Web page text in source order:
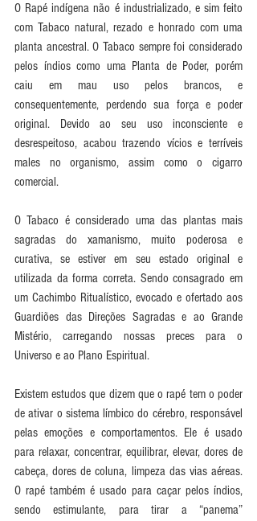
O Rapé indígena não é industrializado, e sim feito
com Tabaco natural, rezado e honrado com uma
planta ancestral. O Tabaco sempre foi considerado
pelos índios como uma Planta de Poder, porém
caiu em mau uso pelos brancos, e
consequentemente, perdendo sua força e poder
original. Devido ao seu uso inconsciente e
desrespeitoso, acabou trazendo vícios e terríveis
males no organismo, assim como o cigarro
comercial.
O Tabaco é considerado uma das plantas mais
sagradas do xamanismo, muito poderosa e
curativa, se estiver em seu estado original e
utilizada da forma correta. Sendo consagrado em
um Cachimbo Ritualístico, evocado e ofertado aos
Guardiões das Direções Sagradas e ao Grande
Mistério, carregando nossas preces para o
Universo e ao Plano Espiritual.
Existem estudos que dizem que o rapé tem o poder
de ativar o sistema límbico do cérebro, responsável
pelas emoções e comportamentos. Ele é usado
para relaxar, concentrar, equilibrar, elevar, dores de
cabeça, dores de coluna, limpeza das vias aéreas.
O rapé também é usado para caçar pelos índios,
sendo estimulante, para tirar a “panema”